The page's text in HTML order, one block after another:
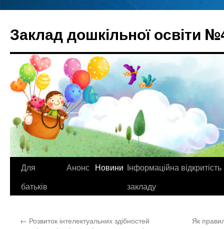
вмісту
Заклад дошкільної освіти
Для
батьків
Анонс Новини Інформаційна відкритість
закладу
← Розвиток інтелектуальних здібностей
Як